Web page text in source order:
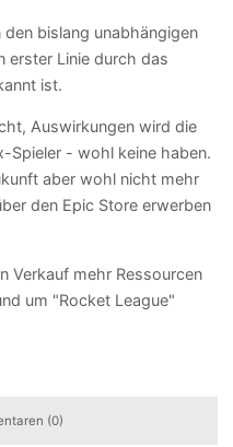
bislang unabhängigen
erster Linie durch das
ist.
Auswirkungen wird die
Spieler - wohl keine haben.
aber wohl nicht mehr
den Epic Store erwerben
Verkauf mehr Ressourcen
um "Rocket League"
(0)